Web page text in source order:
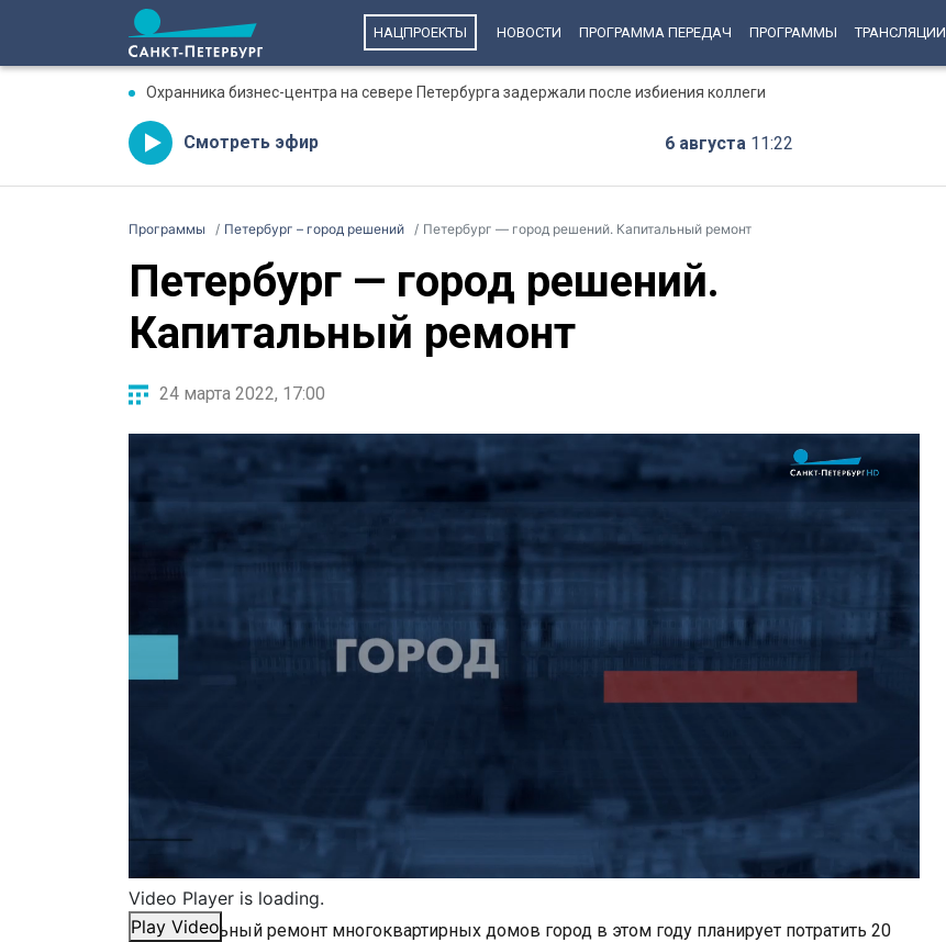
НАЦПРОЕКТЫ НОВОСТИ ПРОГРАММА ПЕРЕДАЧ ПРОГРАММЫ ТРАНСЛЯЦИИ
Охранника бизнес-центра на севере Петербурга задержали после избиения коллеги
Смотреть эфир 6 августа 11:22
Программы Петербург – город решений Петербург — город решений. Капитальный ремонт
Петербург — город решений.
Капитальный ремонт
24 марта 2022, 17:00
Video Player is loading.
Play Video
На капитальный ремонт многоквартирных домов город в этом году планирует потратить 20